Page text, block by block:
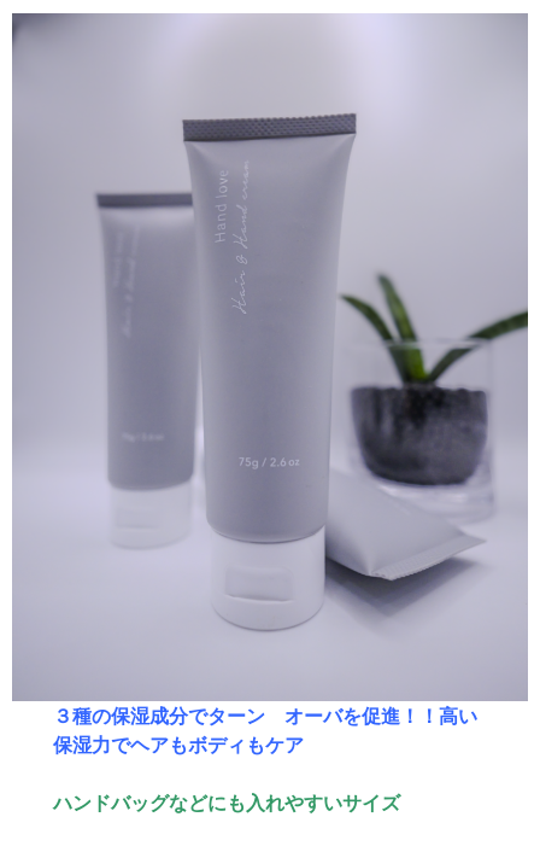
３種の保湿成分でターン オーバを促進！！高い
保湿力でヘアもボディもケア
ハンドバッグなどにも入れやすいサイズ